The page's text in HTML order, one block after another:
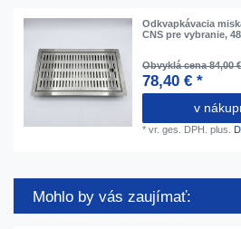
Odkvapkávacia
CNS pre vybranie,
Obvyklá cena 84,00
78,40 € *
v
*vr. ges. DPH. plus.
Mohlo by vás zaujímať: